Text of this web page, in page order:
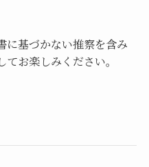
に基づかない推察を含み
お楽しみください。